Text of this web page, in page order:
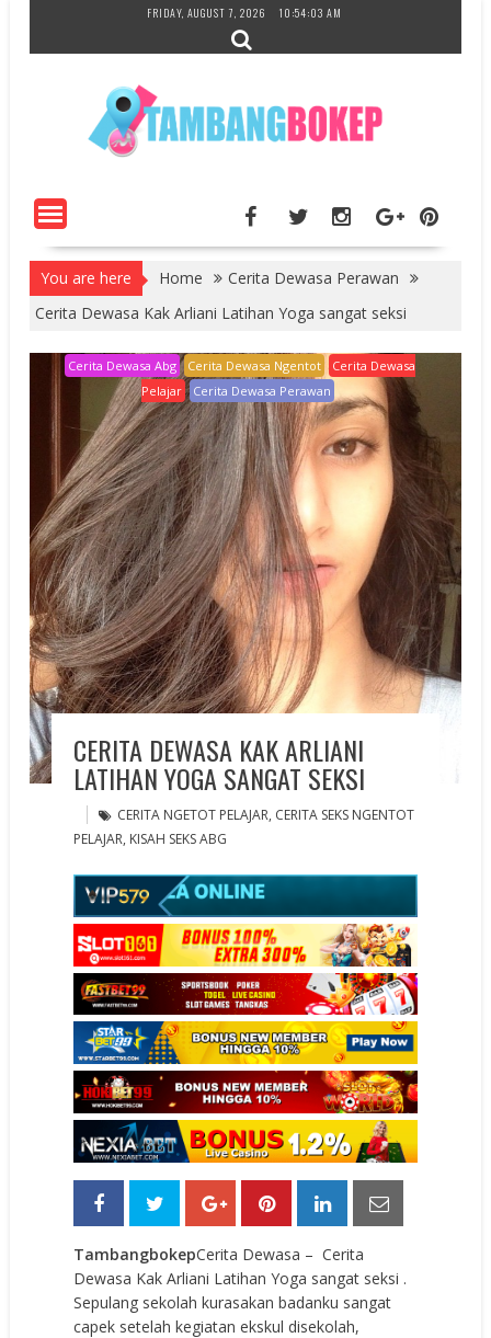
content
FRIDAY, AUGUST 7, 2026 10:54:04 AM
You are here Home
Cerita Dewasa Perawan
Cerita Dewasa Kak Arliani Latihan Yoga sangat seksi
Cerita Dewasa Abg Cerita Dewasa Ngentot
Cerita Dewasa
Pelajar
Cerita Dewasa Perawan
CERITA DEWASA KAK ARLIANI
LATIHAN YOGA SANGAT SEKSI
CERITA NGETOT PELAJAR, CERITA SEKS NGENTOT
PELAJAR, KISAH SEKS ABG
TambangbokepCerita Dewasa – Cerita
Dewasa Kak Arliani Latihan Yoga sangat seksi .
Sepulang sekolah kurasakan badanku sangat
capek setelah kegiatan ekskul disekolah,